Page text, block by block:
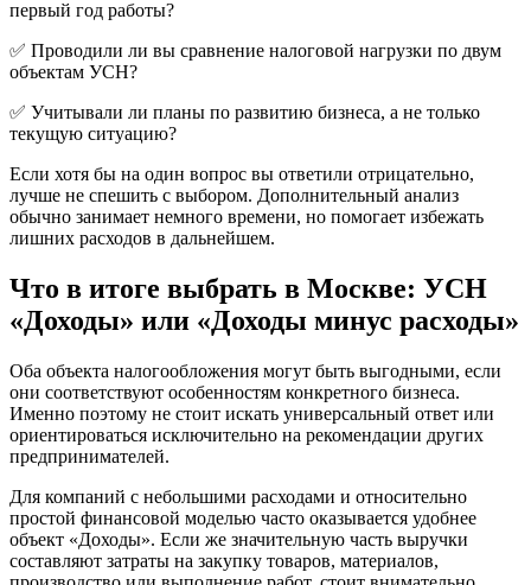
первый год работы?
✅ Проводили ли вы сравнение налоговой нагрузки по двум
объектам УСН?
✅ Учитывали ли планы по развитию бизнеса, а не только
текущую ситуацию?
Если хотя бы на один вопрос вы ответили отрицательно,
лучше не спешить с выбором. Дополнительный анализ
обычно занимает немного времени, но помогает избежать
лишних расходов в дальнейшем.
Что в итоге выбрать в Москве: УСН
«Доходы» или «Доходы минус расходы»
Оба объекта налогообложения могут быть выгодными, если
они соответствуют особенностям конкретного бизнеса.
Именно поэтому не стоит искать универсальный ответ или
ориентироваться исключительно на рекомендации других
предпринимателей.
Для компаний с небольшими расходами и относительно
простой финансовой моделью часто оказывается удобнее
объект «Доходы». Если же значительную часть выручки
составляют затраты на закупку товаров, материалов,